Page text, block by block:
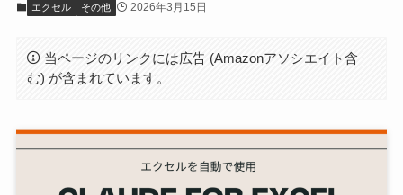
エクセル その他 2026年3月15日
当ページのリンクには広告 (Amazonアソシエイト含
む) が含まれています。